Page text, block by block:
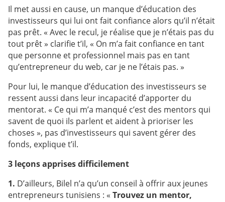
Il met aussi en cause, un manque d’éducation des
investisseurs qui lui ont fait confiance alors qu’il n’était
pas prêt. « Avec le recul, je réalise que je n’étais pas du
tout prêt » clarifie t’il, « On m’a fait confiance en tant
que personne et professionnel mais pas en tant
qu’entrepreneur du web, car je ne l’étais pas. »
Pour lui, le manque d’éducation des investisseurs se
ressent aussi dans leur incapacité d’apporter du
mentorat. « Ce qui m’a manqué c’est des mentors qui
savent de quoi ils parlent et aident à prioriser les
choses », pas d’investisseurs qui savent gérer des
fonds, explique t’il.
3 leçons apprises difficilement
1. D’ailleurs, Bilel n’a qu’un conseil à offrir aux jeunes
entrepreneurs tunisiens : « Trouvez un mentor,